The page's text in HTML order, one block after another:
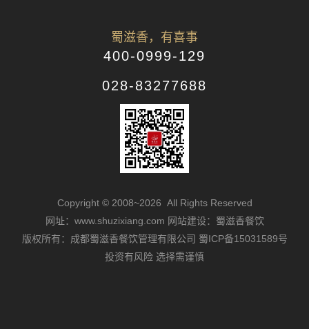
蜀滋香，有喜事
400-0999-129
028-83277688
Copyright © 2008~2026 All Rights Reserved
网址：www.shuzixiang.com 网站建设：蜀滋香餐饮
版权所有：成都蜀滋香餐饮管理有限公司 蜀ICP备15031589号
投资有风险 选择需谨慎